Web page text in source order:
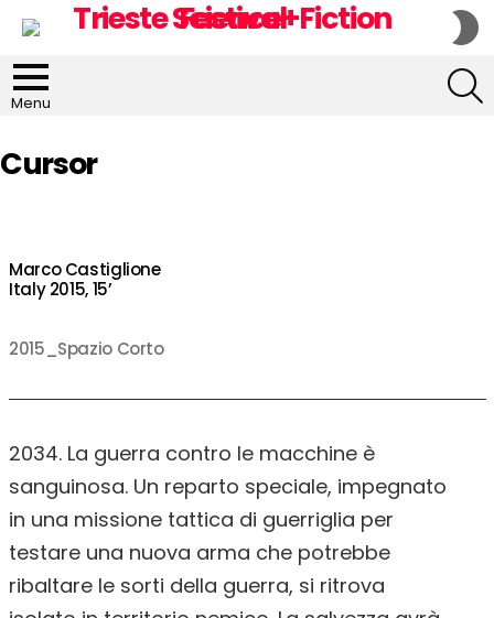
Menu
Cursor
Marco Castiglione
Italy 2015, 15’
2015_Spazio Corto
2034. La guerra contro le macchine è
sanguinosa. Un reparto speciale, impegnato
in una missione tattica di guerriglia per
testare una nuova arma che potrebbe
ribaltare le sorti della guerra, si ritrova